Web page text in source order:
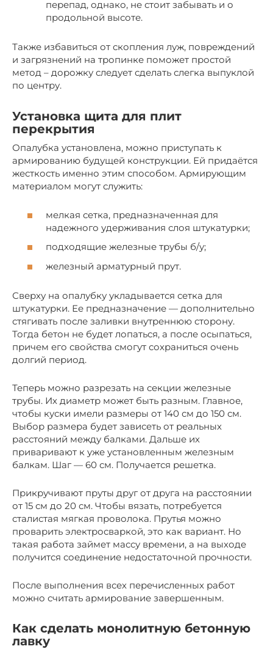
перепад, однако, не стоит забывать и о
продольной высоте.
Также избавиться от скопления луж, повреждений
и загрязнений на тропинке поможет простой
метод – дорожку следует сделать слегка выпуклой
по центру.
Установка щита для плит
перекрытия
Опалубка установлена, можно приступать к
армированию будущей конструкции. Ей придаётся
жесткость именно этим способом. Армирующим
материалом могут служить:
мелкая сетка, предназначенная для
надежного удерживания слоя штукатурки;
подходящие железные трубы б/у;
железный арматурный прут.
Сверху на опалубку укладывается сетка для
штукатурки. Ее предназначение — дополнительно
стягивать после заливки внутреннюю сторону.
Тогда бетон не будет лопаться, а после осыпаться,
причем его свойства смогут сохраниться очень
долгий период.
Теперь можно разрезать на секции железные
трубы. Их диаметр может быть разным. Главное,
чтобы куски имели размеры от 140 см до 150 см.
Выбор размера будет зависеть от реальных
расстояний между балками. Дальше их
приваривают к уже установленным железным
балкам. Шаг — 60 см. Получается решетка.
Прикручивают пруты друг от друга на расстоянии
от 15 см до 20 см. Чтобы вязать, потребуется
сталистая мягкая проволока. Прутья можно
проварить электросваркой, это как вариант. Но
такая работа займет массу времени, а на выходе
получится соединение недостаточной прочности.
После выполнения всех перечисленных работ
можно считать армирование завершенным.
Как сделать монолитную бетонную
лавку